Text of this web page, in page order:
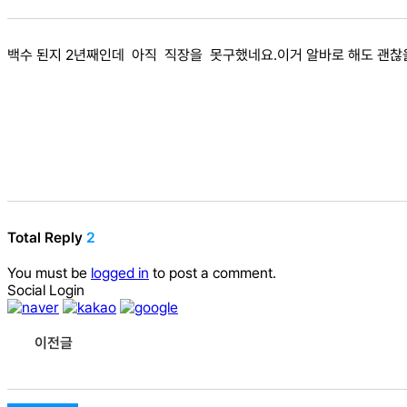
백수 된지 2년째인데 아직 직장을 못구했네요.이거 알바로 해도 괜찮
Total Reply 2
You must be logged in to post a comment.
Social Login
이전글